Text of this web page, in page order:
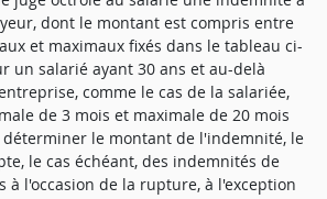
dont le montant est compris entre
et maximaux fixés dans le tableau ci-
un salarié ayant 30 ans et au-delà
comme le cas de la salariée,
de 3 mois et maximale de 20 mois
le montant de l'indemnité, le
le cas échéant, des indemnités de
à l'occasion de la rupture, à l'exception